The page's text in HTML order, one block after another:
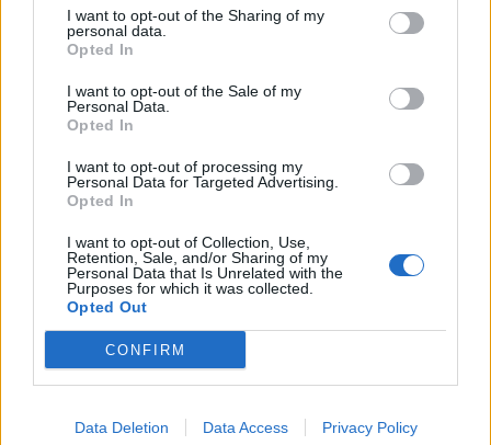
I want to opt-out of the Sharing of my
personal data.
Opted In
I want to opt-out of the Sale of my
Personal Data.
Opted In
I want to opt-out of processing my
Personal Data for Targeted Advertising.
Opted In
I want to opt-out of Collection, Use,
Retention, Sale, and/or Sharing of my
Personal Data that Is Unrelated with the
Purposes for which it was collected.
Opted Out
CONFIRM
Data Deletion Data Access Privacy Policy
2026. augusztus 07., péntek
Augusztus végéig még ingyenes
lesz az első elektronikus személyi
kiállítása